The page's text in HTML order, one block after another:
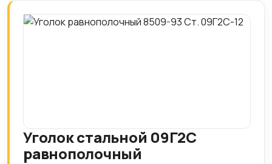
Уголок стальной 09Г2С
равнополочный